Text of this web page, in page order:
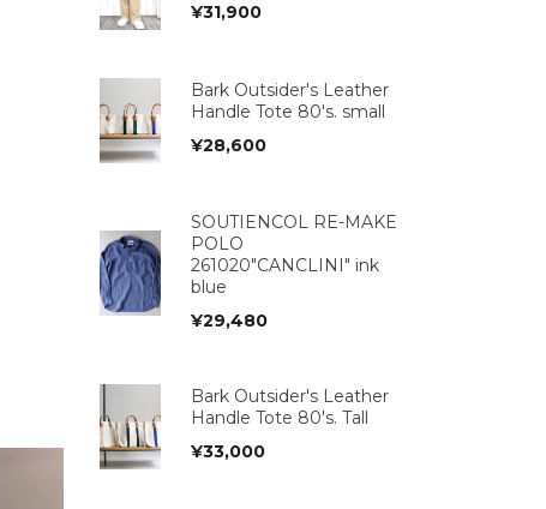
¥31,900
Bark Outsider's Leather
Handle Tote 80's. small
¥28,600
SOUTIENCOL RE-MAKE
POLO
261020"CANCLINI" ink
blue
¥29,480
Bark Outsider's Leather
Handle Tote 80's. Tall
¥33,000